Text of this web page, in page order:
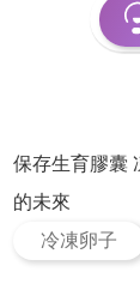
保存生育膠囊
的未來
冷凍卵子